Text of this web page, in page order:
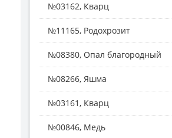
№03162, Кварц
№11165, Родохрозит
№08380, Опал благородный
№08266, Яшма
№03161, Кварц
№00846, Медь